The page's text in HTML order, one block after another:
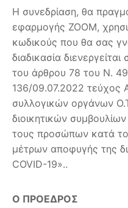
Η συνεδρίαση, θα
εφαρμογής ZOOM,
κωδικούς που θα σας
διαδικασία
του άρθρου 78 του Ν.
136/09.07.2022 τεύχος
συλλογικών οργάνων
διοικητικών
τους προσώπων κατά
μέτρων αποφυγής της
COVID-19»..
Ο ΠΡΟΕΔΡΟΣ